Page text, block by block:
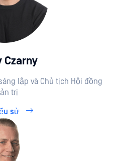
Czarny
lập và Chủ tịch Hội đồng
trị
sử